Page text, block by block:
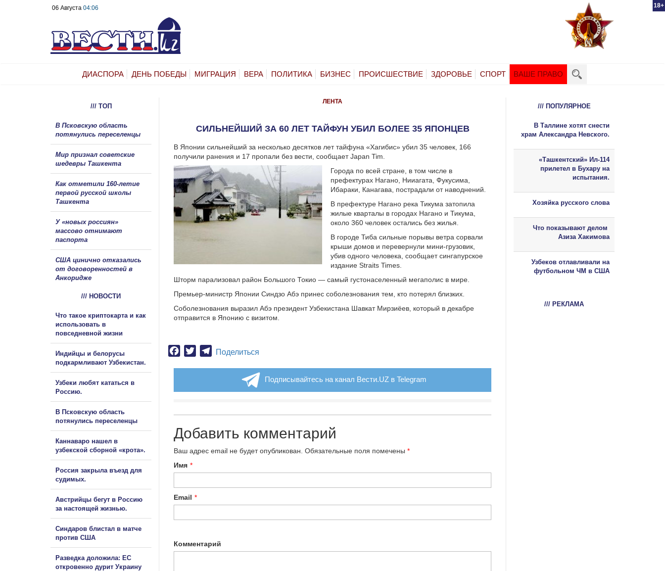
18+
06 Августа 04:06
ДИАСПОРА ДЕНЬ ПОБЕДЫ МИГРАЦИЯ ВЕРА ПОЛИТИКА БИЗНЕС ПРОИСШЕСТВИЕ ЗДОРОВЬЕ СПОРТ ВАШЕ ПРАВО
ЛЕНТА
СИЛЬНЕЙШИЙ ЗА 60 ЛЕТ ТАЙФУН УБИЛ БОЛЕЕ 35 ЯПОНЦЕВ
В Японии сильнейший за несколько десятков лет тайфуна «Хагибис» убил 35 человек, 166
получили ранения и 17 пропали без вести, сообщает Japan Tim.
Города по всей стране, в том числе в
префектурах Нагано, Нииагата, Фукусима,
Ибараки, Канагава, пострадали от наводнений.
В префектуре Нагано река Тикума затопила
жилые кварталы в городах Нагано и Тикума,
около 360 человек остались без жилья.
В городе Тиба сильные порывы ветра сорвали
крыши домов и перевернули мини-грузовик,
убив одного человека, сообщает сингапурское
издание Straits Times.
Шторм парализовал район Большого Токио — самый густонаселенный мегаполис в мире.
Премьер-министр Японии Синдзо Абэ принес соболезнования тем, кто потерял близких.
Соболезнования выразил Абэ президент Узбекистана Шавкат Мирзиёев, который в декабре
отправится в Японию с визитом.
Facebook
TwitterTelegram
Поделиться
Подписывайтесь на канал Вести.UZ в Telegram
Добавить комментарий
Ваш адрес email не будет опубликован. Обязательные поля помечены *
Имя *
Email *
Комментарий
/// ТОП
В Псковскую область
потянулись переселенцы
Мир признал советские
шедевры Ташкента
Как отметили 160-летие
первой русской школы
Ташкента
У «новых россиян»
массово отнимают
паспорта
США цинично отказались
от договоренностей в
Анкоридже
/// НОВОСТИ
Что такое криптокарта и как
использовать в
повседневной жизни
Индийцы и белорусы
подкармливают Узбекистан.
Узбеки любят кататься в
Россию.
В Псковскую область
потянулись переселенцы
Каннаваро нашел в
узбекской сборной «крота».
Россия закрыла въезд для
судимых.
Австрийцы бегут в Россию
за настоящей жизнью.
Синдаров блистал в матче
против США
Разведка доложила: ЕС
откровенно дурит Украину
/// ПОПУЛЯРНОЕ
В Таллине хотят снести
храм Александра Невского.
«Ташкентский» Ил-114
прилетел в Бухару на
испытания.
Хозяйка русского слова
Что показывают делом
Азиза Хакимова
Узбеков отлавливали на
футбольном ЧМ в США
/// РЕКЛАМА